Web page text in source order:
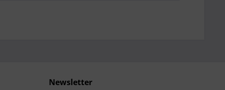
Newsletter